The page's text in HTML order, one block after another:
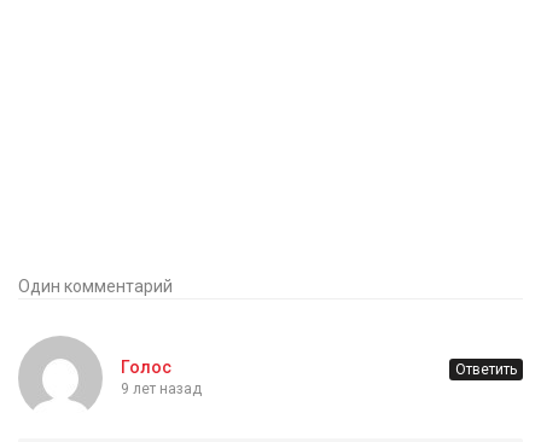
Один комментарий
Голос
9 лет назад
Ответить